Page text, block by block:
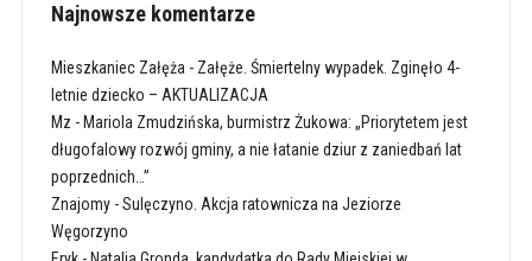
Najnowsze komentarze
Mieszkaniec Załęża - Załęże. Śmiertelny wypadek. Zginęło 4-
letnie dziecko – AKTUALIZACJA
Mz - Mariola Zmudzińska, burmistrz Żukowa: „Priorytetem jest
długofalowy rozwój gminy, a nie łatanie dziur z zaniedbań lat
poprzednich…”
Znajomy-Sulęczyno. Akcja ratownicza na Jeziorze
Węgorzyno